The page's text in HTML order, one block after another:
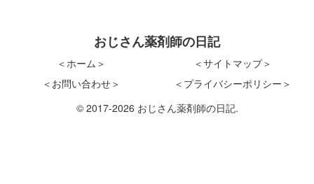
おじさん薬剤師の日記
＜ホーム＞
＜サイトマップ＞
＜お問い合わせ＞
＜プライバシーポリシー＞
© 2017-2026 おじさん薬剤師の日記.